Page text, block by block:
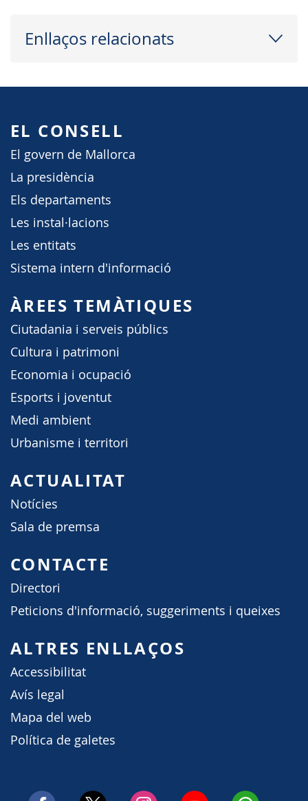
Enllaços relacionats
EL CONSELL
El govern de Mallorca
La presidència
Els departaments
Les instal·lacions
Les entitats
Sistema intern d'informació
ÀREES TEMÀTIQUES
Ciutadania i serveis públics
Cultura i patrimoni
Economia i ocupació
Esports i joventut
Medi ambient
Urbanisme i territori
ACTUALITAT
Notícies
Sala de premsa
CONTACTE
Directori
Peticions d'informació, suggeriments i queixes
ALTRES ENLLAÇOS
Accessibilitat
Avís legal
Mapa del web
Política de galetes